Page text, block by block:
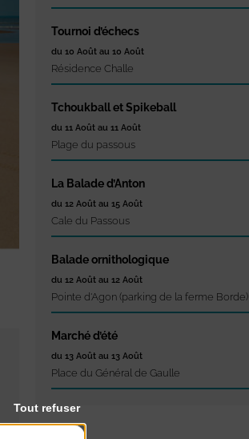
Tournoi d’échecs
du 10 Août au 10 Août
Résidence Challe
Tchoukball et Spikeball
du 11 Août au 11 Août
Plage du passous
La Balade d’Anton
du 12 Août au 15 Août
Cale du Passous
Balade ornithologique
du 12 Août au 12 Août
Pointe d'Agon (parking de la ferme Borde)
Marché d’été
du 13 Août au 13 Août
Place du Général de Gaulle
Tout refuser